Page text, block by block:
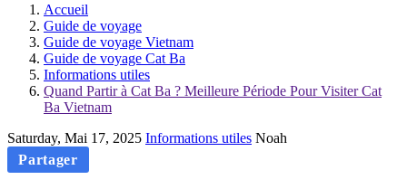
Accueil
Guide de voyage
Guide de voyage Vietnam
Guide de voyage Cat Ba
Informations utiles
Quand Partir à Cat Ba ? Meilleure Période Pour Visiter Cat
Ba Vietnam
Saturday, Mai 17, 2025 Informations utiles Noah
Partager